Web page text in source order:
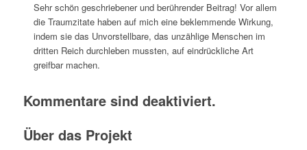
Sehr schön geschriebener und berührender Beitrag! Vor allem
die Traumzitate haben auf mich eine beklemmende Wirkung,
indem sie das Unvorstellbare, das unzählige Menschen im
dritten Reich durchleben mussten, auf eindrückliche Art
greifbar machen.
Kommentare sind deaktiviert.
Über das Projekt